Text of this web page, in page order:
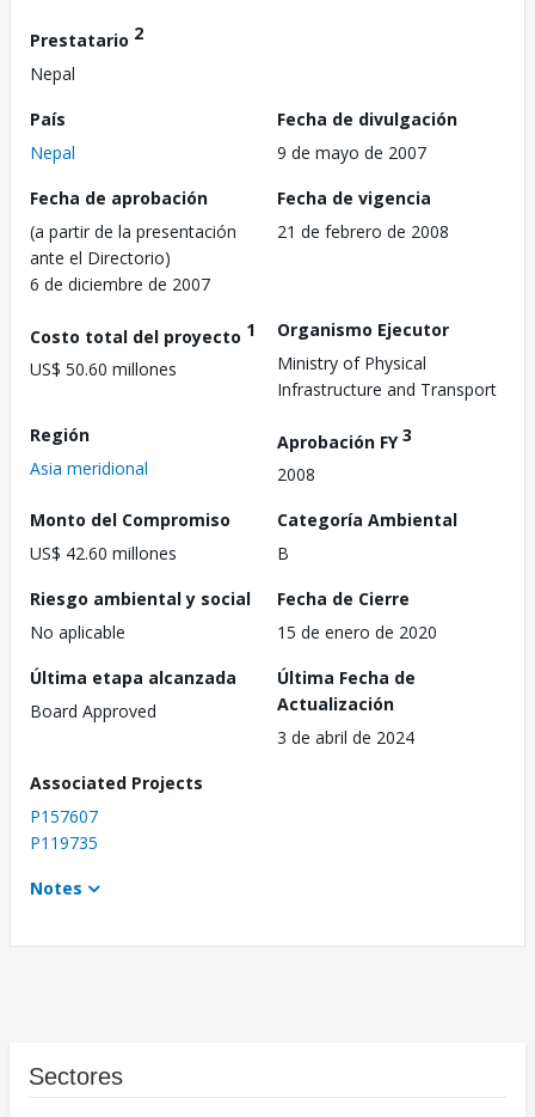
Prestatario 2
Nepal
País
Nepal
Fecha de divulgación
9 de mayo de 2007
Fecha de aprobación
(a partir de la presentación
ante el Directorio)
6 de diciembre de 2007
Fecha de vigencia
21 de febrero de 2008
Costo total del proyecto 1
US$ 50.60 millones
Organismo Ejecutor
Ministry of Physical
Infrastructure and Transport
Región
Asia meridional
Aprobación FY3
2008
Monto del Compromiso
US$ 42.60 millones
Categoría Ambiental
B
Riesgo ambiental y social
No aplicable
Fecha de Cierre
15 de enero de 2020
Última etapa alcanzada
Board Approved
Última Fecha de
Actualización
3 de abril de 2024
Associated Projects
P157607
P119735
Notes
Sectores